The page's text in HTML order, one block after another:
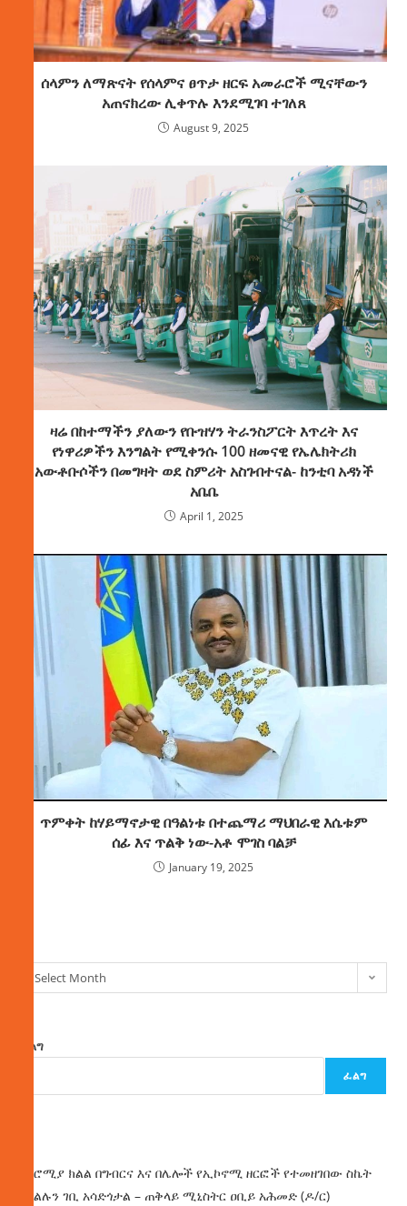
ሰላምን ለማጽናት የሰላምና ፀጥታ ዘርፍ አመራሮች ሚናቸውን
አጠናክረው ሊቀጥሉ እንደሚገባ ተገለጸ
August 9, 2025
ዛሬ በከተማችን ያለውን የቡዝሃን ትራንስፖርት እጥረት እና
የነዋሪዎችን እንግልት የሚቀንሱ 100 ዘመናዊ የኤሌክትሪክ
አውቶቡሶችን በመግዛት ወደ ስምሪት አስገብተናል- ከንቲባ አዳነች
አቤቤ
April 1, 2025
ጥምቀት ከሃይማኖታዊ በዓልነቱ በተጨማሪ ማህበራዊ እሴቱም
ሰፊ እና ጥልቅ ነው-አቶ ሞገስ ባልቻ
January 19, 2025
Select Month
ፈልግ
ፈልግ
በኦሮሚያ ክልል በግብርና እና በሌሎች የኢኮኖሚ ዘርፎች የተመዘገበው ስኬት
የክልሉን ገቢ አሳድጎታል – ጠቅላይ ሚኒስትር ዐቢይ አሕመድ (ዶ/ር)